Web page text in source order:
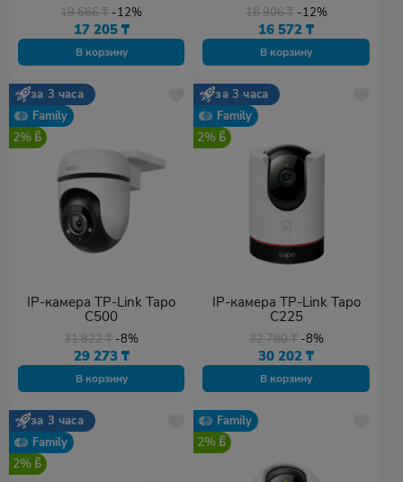
19 566₸ -12%
17 205 ₸
В корзину
18 906₸ -12%
16 572₸
В корзину
за 3 часа
Family
2%
IP-камера TP-Link Tapo
C500
31 822₸ -8%
29 273 ₸
В корзину
за 3 часа
Family
2%
IP-камера TP-Link Tapo
C225
32 780₸ -8%
30 202₸
В корзину
за 3 часа
Family
2%
Family
2%